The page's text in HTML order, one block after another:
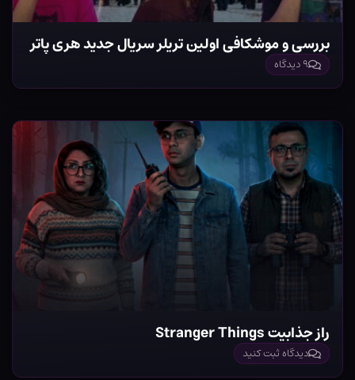
بررسی و موشکافی اولین تریلر سریال جدید هری پاتر
۹ دیدگاه
راز جذابیت Stranger Things
دیدگاه ثبت کنید